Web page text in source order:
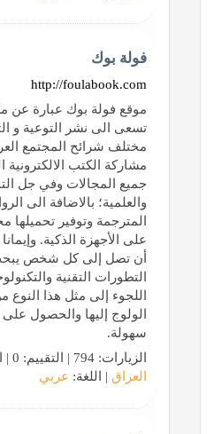
فولة بوك
http://foulabook.com
موقع فولة بوك عبارة عن
تسعى الى نشر التوعية و
مختلف شرائح المجتمع
مشاركة الكتب الالكترونية
جميع المجالات وفي جل
والعلمية؛ بالاضافة الى
المترجمة وتوفير تحميلها
على الأجهزة الذكية.
أن تصل إلى كل شخص
التطورات التقنية
اللجوء إلى مثل هذا النوع
الولوج إليها والحصول
سهولة.
الزيارات: 794 | التقييم: 0 | المقيّمين: 0 | الدولة:
العراق | اللغة: عربي